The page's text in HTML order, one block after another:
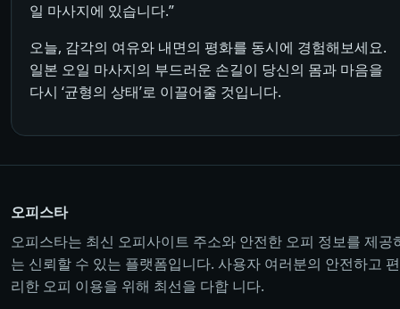
일 마사지에 있습니다.”
오늘, 감각의 여유와 내면의 평화를 동시에 경험해보세요.
일본 오일 마사지의 부드러운 손길이 당신의 몸과 마음을
다시 ‘균형의 상태’로 이끌어줄 것입니다.
오피스타
오피스타는 최신 오피사이트 주소와 안전한 오피 정보를 제공
는 신뢰할 수 있는 플랫폼입니다. 사용자 여러분의 안전하고 편
리한 오피 이용을 위해 최선을 다합 니다.